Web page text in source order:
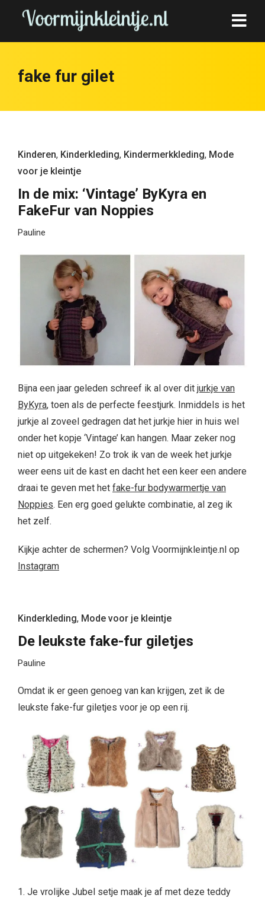
fake fur gilet
Kinderen, Kinderkleding, Kindermerkkleding, Mode
voor je kleintje
In de mix: ‘Vintage’ ByKyra en
FakeFur van Noppies
Pauline
Bijna een jaar geleden schreef ik al over dit jurkje van
ByKyra, toen als de perfecte feestjurk. Inmiddels is het
jurkje al zoveel gedragen dat het jurkje hier in huis wel
onder het kopje ‘Vintage’ kan hangen. Maar zeker nog
niet op uitgekeken! Zo trok ik van de week het jurkje
weer eens uit de kast en dacht het een keer een andere
draai te geven met het fake-fur bodywarmertje van
Noppies. Een erg goed gelukte combinatie, al zeg ik
het zelf.
Kijkje achter de schermen? Volg Voormijnkleintje.nl op
Instagram
Kinderkleding, Mode voor je kleintje
De leukste fake-fur giletjes
Pauline
Omdat ik er geen genoeg van kan krijgen, zet ik de
leukste fake-fur giletjes voor je op een rij.
1. Je vrolijke Jubel setje maak je af met deze teddy